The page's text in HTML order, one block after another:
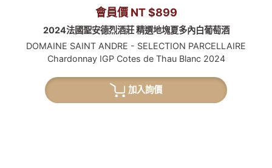
會員價 NT $899
2024法國聖安德烈酒莊 精選地塊夏多內白葡萄酒
DOMAINE SAINT ANDRE - SELECTION PARCELLAIRE
Chardonnay IGP Cotes de Thau Blanc 2024
加入詢價